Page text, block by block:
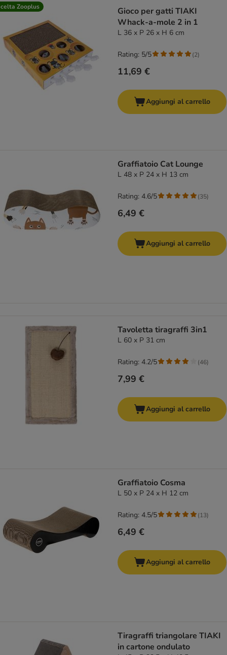
Zooplus
Gioco per gatti TIAKI
Whack-a-mole 2 in 1
L 36 x P 26 x H 6 cm
11,69 €
Rating: 5/5 (2)
Aggiungi al carrello
Graffiatoio Cat Lounge
L 48 x P 24 x H 13 cm
6,49 €
Rating: 4.6/5 (35)
Aggiungi al carrello
Tavoletta tiragraffi 3in1
L 60 x P 31 cm
7,99 €
Rating: 4.2/5 (46)
Aggiungi al carrello
Graffiatoio Cosma
L 50 x P 24 x H 12 cm
6,49 €
Rating: 4.5/5 (13)
Aggiungi al carrello
Tiragraffi triangolare TIAKI
in cartone ondulato